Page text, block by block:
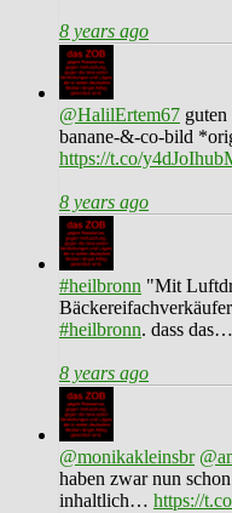
8 years ago
@HalilErtem67
banane-&-co-bild
https://t.co/
8 years ago
#heilbronn "Mit
#heilbronn. dass das…
8 years ago
@monikakleinsbr
haben zwar nun
inhaltlich… https://